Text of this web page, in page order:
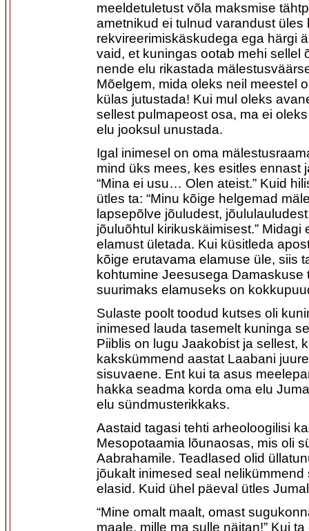
meeldetuletust võla maksmise
ametnikud ei tulnud varandust üles
rekvireerimiskäskudega ega härgi
vaid, et kuningas ootab mehi sellel
nende elu rikastada
Mõelgem, mida oleks neil meestel
külas jutustada! Kui mul oleks
sellest pulmapeost osa, ma ei
elu jooksul unustada.
Igal inimesel on oma
mind üks mees, kes esitles ennast
“Mina ei usu… Olen ateist.” Kuid
ütles ta: “Minu kõige helgemad
lapsepõlve jõuludest,
jõuluõhtul kirikuskäimisest.” Midagi
elamust ületada. Kui küsitleda
kõige erutavama elamuse üle, siis
kohtumine Jeesusega Damaskuse
suurimaks elamuseks on
Sulaste poolt toodud kutses oli
inimesed lauda tasemelt kuninga
Piiblis on lugu Jaakobist ja sellest,
kakskümmend aastat Laabani
sisuvaene. Ent kui ta asus
hakka seadma korda oma elu
elu sündmusterikkaks.
Aastaid tagasi tehti arheoloogilisi
Mesopotaamia lõunaosas, mis oli
Aabrahamile. Teadlased olid
jõukalt inimesed seal nelikümmend
elasid. Kuid ühel päeval ütles
“Mine omalt maalt, omast
maale, mille ma sulle näitan!” Kui